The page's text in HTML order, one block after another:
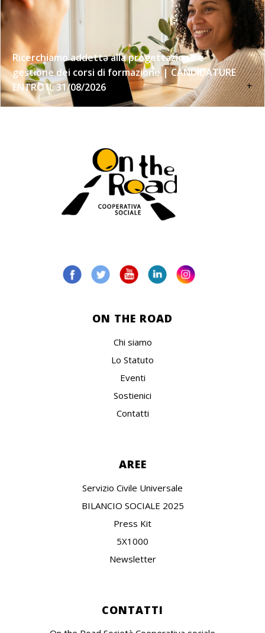
Ricerchiamo addettə alla progettazione e
gestione dei corsi di formazione | CANDIDATURE
ENTRO IL 31/08/2026
+
ON THE ROAD
Chi siamo
Lo Statuto
Eventi
Sostienici
Contatti
AREE
Servizio Civile Universale
BILANCIO SOCIALE 2025
Press Kit
5X1000
Newsletter
CONTATTI